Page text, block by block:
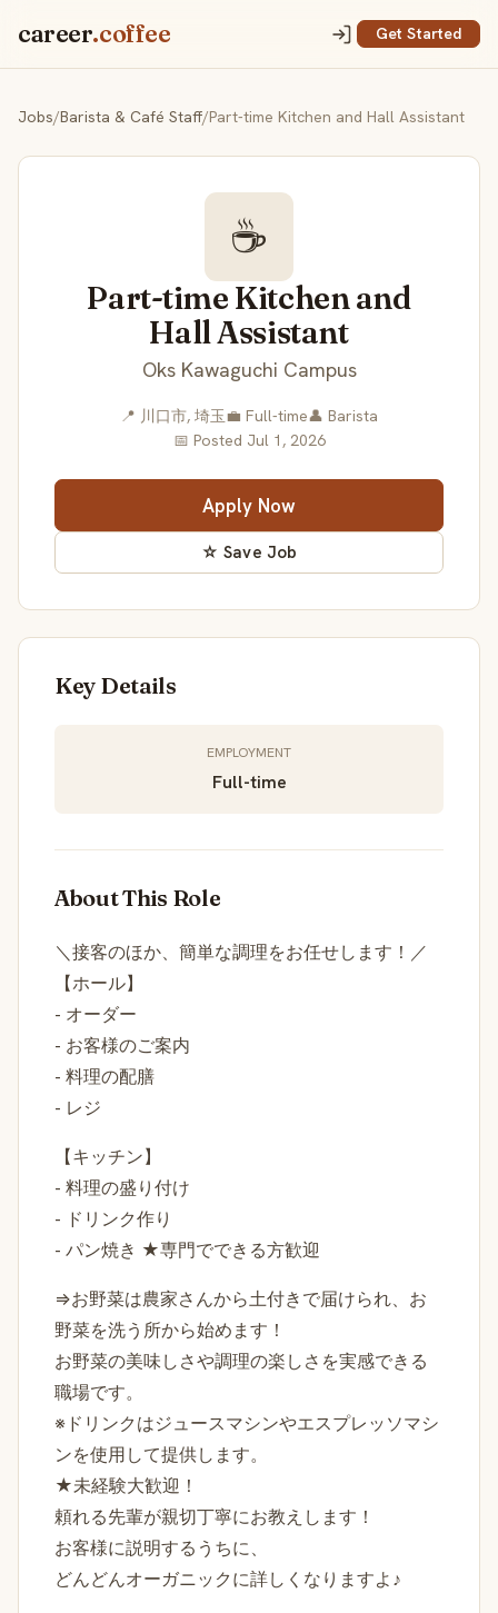
career.coffee Get Started
Jobs/Barista & Café Staff/Part-time Kitchen and Hall Assistant
☕
Part-time Kitchen and
Hall Assistant
Oks Kawaguchi Campus
📍 川口市, 埼玉💼 Full-time👤 Barista
📅 Posted Jul 1, 2026
Apply Now
☆ Save Job
Key Details
EMPLOYMENT
Full-time
About This Role
＼接客のほか、簡単な調理をお任せします！／
【ホール】
- オーダー
- お客様のご案内
- 料理の配膳
- レジ
【キッチン】
- 料理の盛り付け
- ドリンク作り
- パン焼き ★専門でできる方歓迎
⇒お野菜は農家さんから土付きで届けられ、お
野菜を洗う所から始めます！
お野菜の美味しさや調理の楽しさを実感できる
職場です。
※ドリンクはジュースマシンやエスプレッソマシ
ンを使用して提供します。
★未経験大歓迎！
頼れる先輩が親切丁寧にお教えします！
お客様に説明するうちに、
どんどんオーガニックに詳しくなりますよ♪